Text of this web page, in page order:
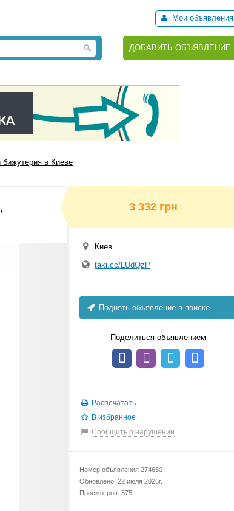
Мои объявления
ДОБАВИТЬ ОБЪЯВЛЕНИЕ
в Киеве
3 332 грн
Киев
taki.cc/LUdQzP
Поднять объявление в поиске
Поделиться объявлением
Распечатать
В избранное
Сообщить о нарушении
Номер объявления 274650
Обновлено: 22 июля 2026г.
Просмотров: 375